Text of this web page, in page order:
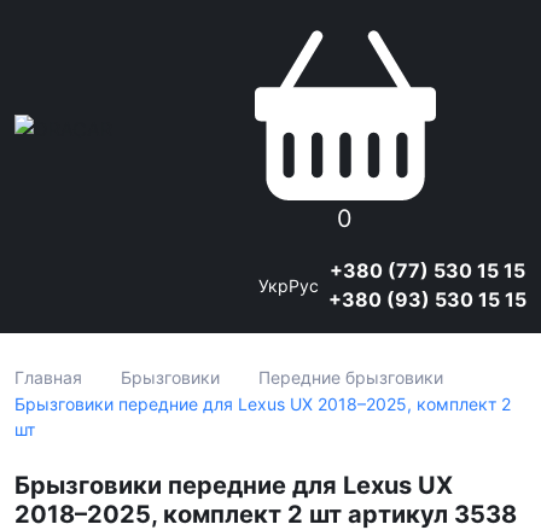
0
УкрРус
+380 (77) 530 15 15
+380 (93) 530 15 15
Главная Брызговики
Передние брызговики
Брызговики передние для Lexus UX 2018–2025, комплект 2
шт
Брызговики передние для Lexus UX
2018–2025, комплект 2 шт артикул 3538